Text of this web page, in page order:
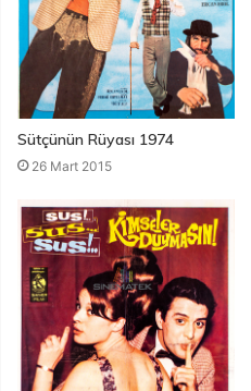
Sütçünün Rüyası 1974
26 Mart 2015